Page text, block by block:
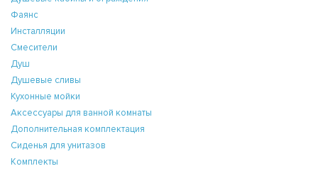
Фаянс
Инсталляции
Смесители
Душ
Душевые сливы
Кухонные мойки
Аксессуары для ванной комнаты
Дополнительная комплектация
Сиденья для унитазов
Комплекты